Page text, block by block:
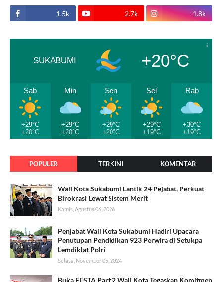
1.5k 2.7k 1.8k
SUKABUMI +20°C
Sab
+29°C
+20°C
Min
+29°C
+20°C
Sen
+29°C
+20°C
Sel
+29°C
+19°C
Rab
+30°C
+19°C
POPULER TERKINI KOMENTAR
Wali Kota Sukabumi Lantik 24 Pejabat, Perkuat
Birokrasi Lewat Sistem Merit
Kamis, Agustus 06, 2026
Penjabat Wali Kota Sukabumi Hadiri Upacara
Penutupan Pendidikan 923 Perwira di Setukpa
Lemdiklat Polri
Selasa, November 05, 2024
Buka FESTA Part 2 Wali Kota Tegaskan Komitmen